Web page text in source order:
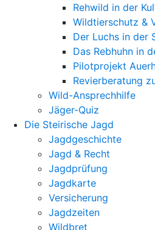
Rehwild in der
Wildtierschutz &
Der Luchs in der
Das Rebhuhn in
Pilotprojekt
Revierberatung
Wild-Ansprechhilfe
Jäger-Quiz
Die Steirische Jagd
Jagdgeschichte
Jagd & Recht
Jagdprüfung
Jagdkarte
Versicherung
Jagdzeiten
Wildbret